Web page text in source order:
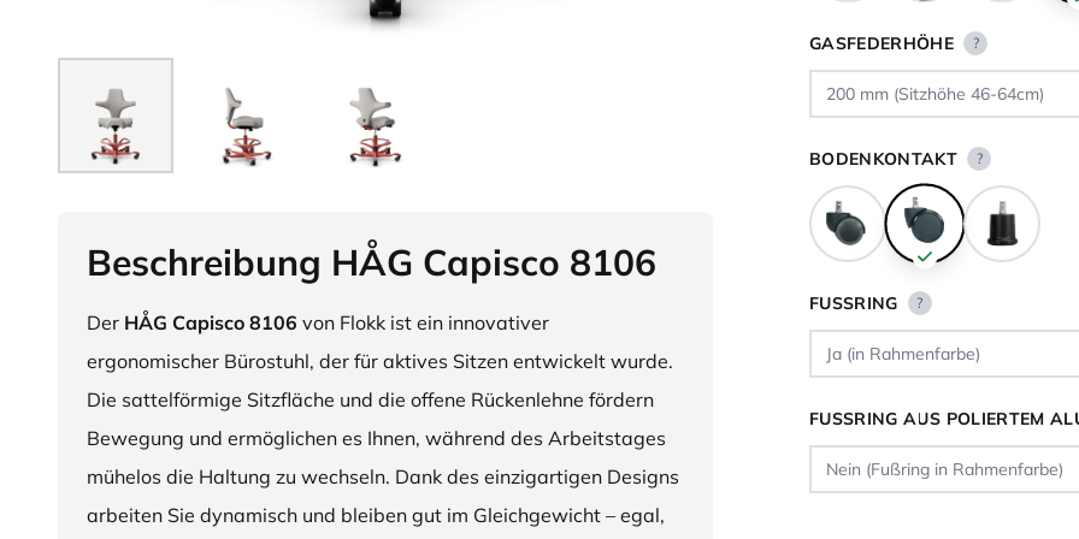
Beschreibung HÅG Capisco 8106
Der HÅG Capisco 8106 von Flokk ist ein innovativer
ergonomischer Bürostuhl, der für aktives Sitzen entwickelt wurde.
Die sattelförmige Sitzfläche und die offene Rückenlehne fördern
Bewegung und ermöglichen es Ihnen, während des Arbeitstages
mühelos die Haltung zu wechseln. Dank des einzigartigen Designs
arbeiten Sie dynamisch und bleiben gut im Gleichgewicht – egal,
GASFEDERHÖHE ?
BODENKONTAKT ?
FUSSRING ?
FUSSRING AUS POLIERTEM